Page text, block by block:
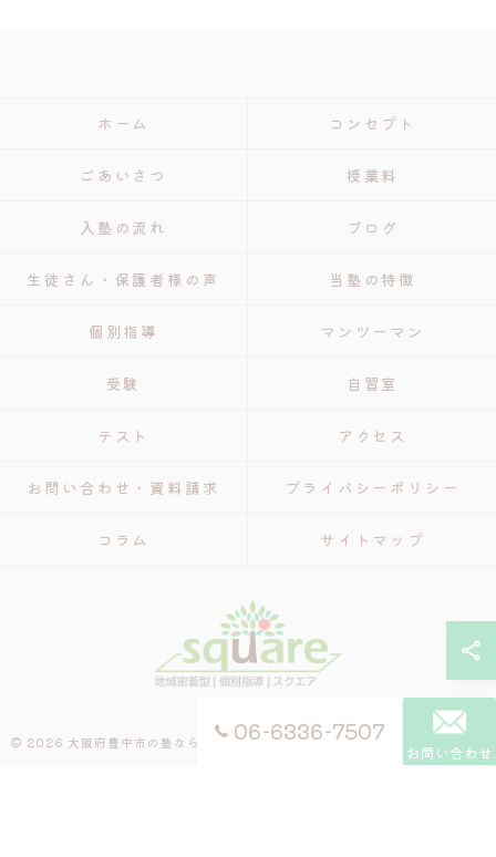
06-6336-7507
お問い合わせ
ホーム コンセプト
ごあいさつ 授業料
入塾の流れ ブログ
生徒さん・保護者様の声 当塾の特徴
個別指導 マンツーマン
受験 自習室
テスト アクセス
お問い合わせ・資料請求 プライバシーポリシー
コラム サイトマップ
© 2026 大阪府豊中市の塾なら個別指導 スクエア ALL RIGHTS RESERVED.